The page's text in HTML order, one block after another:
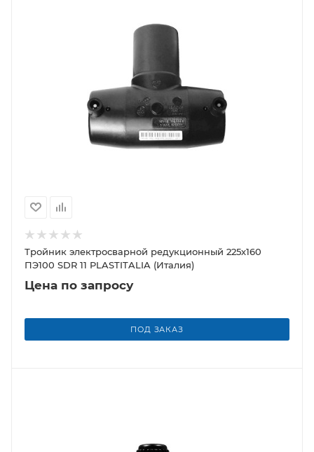
Тройник электросварной редукционный 225х160
ПЭ100 SDR 11 PLASTITALIA (Италия)
Цена по запросу
ПОД ЗАКАЗ